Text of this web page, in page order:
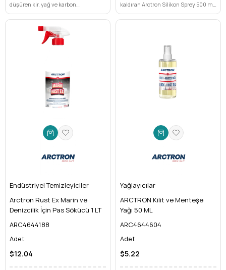
düşüren kir, yağ ve karbon
birikintilerinden Arctron Motor
Temizleme Sprey ile kurtulun. Hızlı
ve etkili çözümüyle motorunuzun
ömrünü uzatın, gücünü geri kazanın.
kaldıran Arctron Silikon Sprey 500 ml,
yüzeylerinizi neme ve aşınmaya
bir bakım çözümü arayanlar için
Endüstriyel Temizleyiciler
Arctron Rust Ex Marin ve
Denizcilik İçin Pas Sökücü 1 LT
ARC4644188
Adet
$12.04
Yağlayıcılar
ARCTRON Kilit ve Menteşe
Yağı 50 ML
ARC4644604
Adet
$5.22